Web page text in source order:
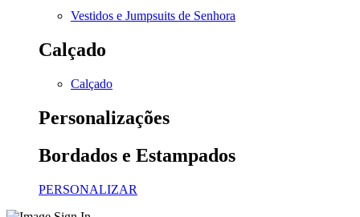
Vestidos e Jumpsuits de Senhora
Calçado
Calçado
Personalizações
Bordados e Estampados
PERSONALIZAR